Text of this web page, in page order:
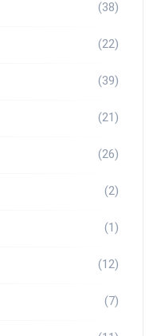
(38)
(22)
(39)
(21)
(26)
(2)
(1)
(12)
(7)